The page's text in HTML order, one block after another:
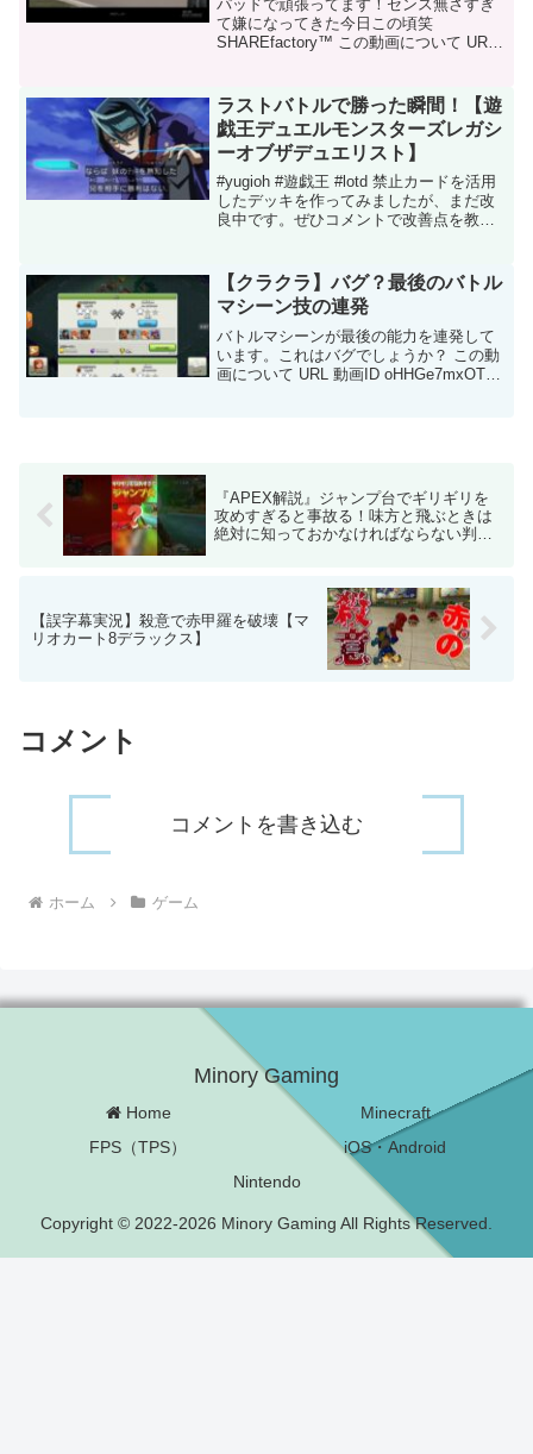
パッドで頑張ってます！センス無さすぎ
て嫌になってきた今日この頃笑
SHAREfactory™ この動画について URL
ラストバトルで勝った瞬間！【遊
戯王デュエルモンスターズレガシ
ーオブザデュエリスト】
#yugioh #遊戯王 #lotd 禁止カードを活用
したデッキを作ってみましたが、まだ改
良中です。ぜひコメントで改善点を教え
スーパーとりにくタイ...
【クラクラ】バグ？最後のバトル
マシーン技の連発
バトルマシーンが最後の能力を連発して
います。これはバグでしょうか？ この動
画について URL 動画ID oHHGe7mxOTM
『APEX解説』ジャンプ台でギリギリを
攻めすぎると事故る！味方と飛ぶときは
絶対に知っておかなければならない判
【誤字幕実況】殺意で赤甲羅を破壊【マ
リオカート8デラックス】
コメント
コメントを書き込む
ホーム ゲーム
Minory Gaming
Home
Minecraft
FPS（TPS）
iOS・Android
Nintendo
Copyright © 2022-2026 Minory Gaming All Rights Reserved.